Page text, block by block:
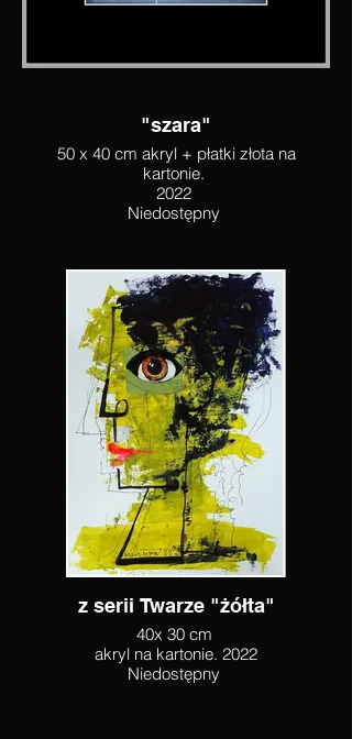
"szara"
50 x 40 cm akryl + płatki złota na
kartonie.
2022
Niedostępny
z serii Twarze "żółta"
40x 30 cm
akryl na kartonie. 2022
Niedostępny